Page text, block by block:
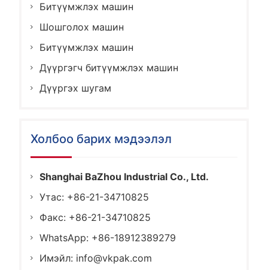
Битүүмжлэх машин
Шошголох машин
Битүүмжлэх машин
Дүүргэгч битүүмжлэх машин
Дүүргэх шугам
Холбоо барих мэдээлэл
Shanghai BaZhou Industrial Co., Ltd.
Утас: +86-21-34710825
Факс: +86-21-34710825
WhatsApp: +86-18912389279
Имэйл: info@vkpak.com